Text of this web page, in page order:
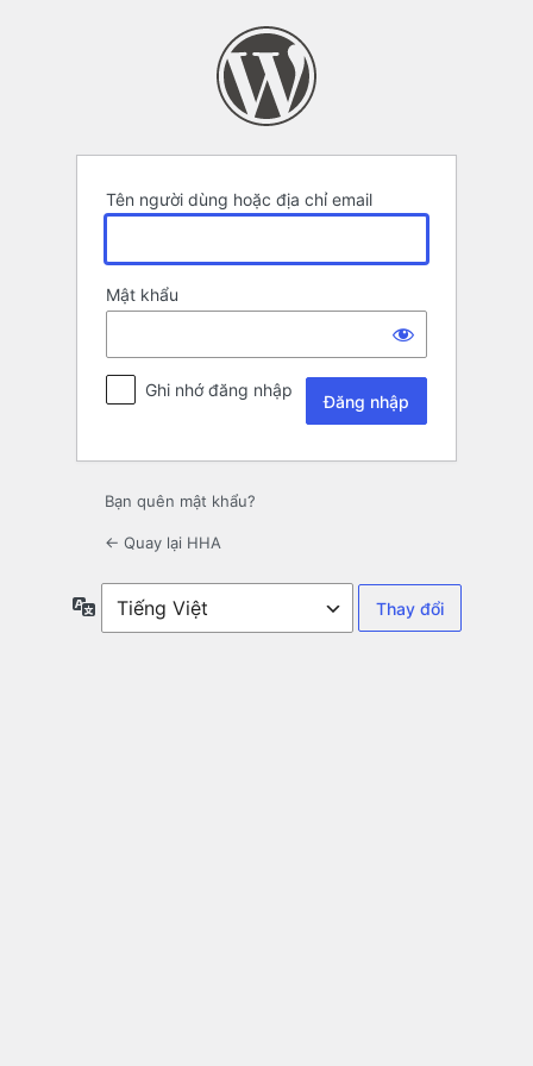
Tên người dùng hoặc địa chỉ email
Mật khẩu
Ghi nhớ đăng nhập
Bạn quên mật khẩu?
← Quay lại HHA
Ngôn
ngữ